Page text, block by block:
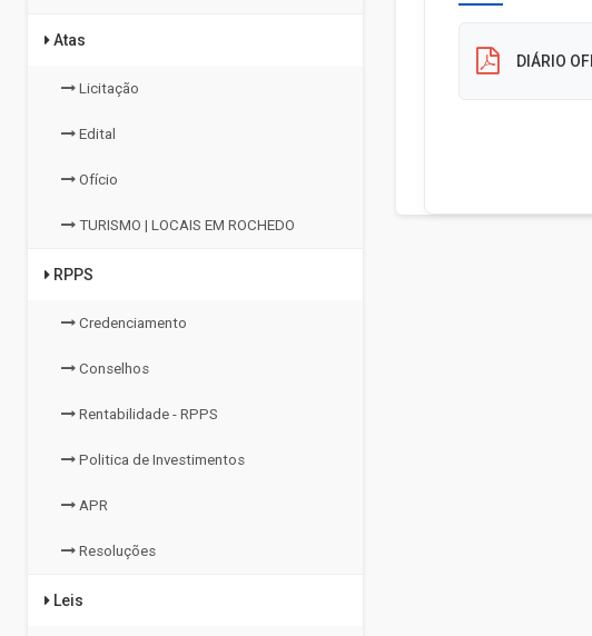
Atas
Licitação
Edital
Ofício
TURISMO | LOCAIS EM ROCHEDO
RPPS
Credenciamento
Conselhos
Rentabilidade - RPPS
Politica de Investimentos
APR
Resoluções
Leis
DIÁRIO